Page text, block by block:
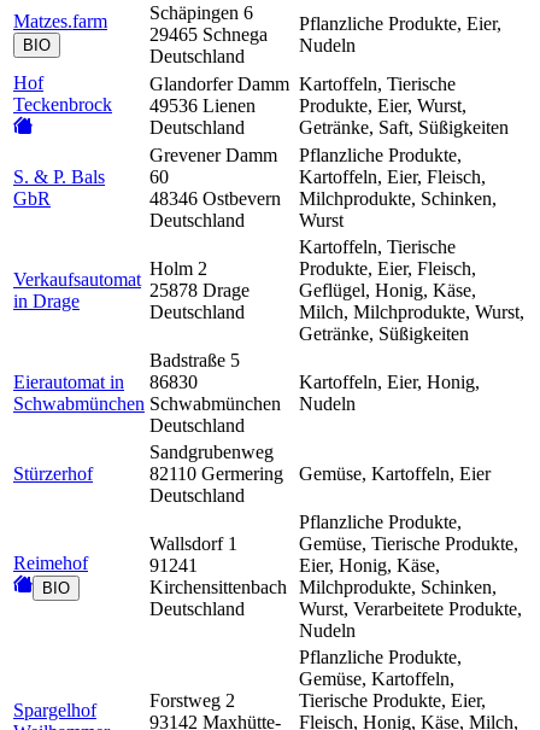
Matzes.farm
BIO
Schäpingen 6
29465 Schnega
Deutschland
Pflanzliche Produkte, Eier,
Nudeln
Hof
Teckenbrock
Glandorfer Damm
49536 Lienen
Deutschland
Kartoffeln, Tierische
Produkte, Eier, Wurst,
Getränke, Saft, Süßigkeiten
S. & P. Bals
GbR
Grevener Damm
60
48346 Ostbevern
Deutschland
Pflanzliche Produkte,
Kartoffeln, Eier, Fleisch,
Milchprodukte, Schinken,
Wurst
Verkaufsautomat
in Drage
Holm 2
25878 Drage
Deutschland
Kartoffeln, Tierische
Produkte, Eier, Fleisch,
Geflügel, Honig, Käse,
Milch, Milchprodukte, Wurst,
Getränke, Süßigkeiten
Eierautomat in
Schwabmünchen
Badstraße 5
86830
Schwabmünchen
Deutschland
Kartoffeln, Eier, Honig,
Nudeln
Stürzerhof
Sandgrubenweg
82110 Germering
Deutschland
Gemüse, Kartoffeln, Eier
Reimehof
BIO
Wallsdorf 1
91241
Kirchensittenbach
Deutschland
Pflanzliche Produkte,
Gemüse, Tierische Produkte,
Eier, Honig, Käse,
Milchprodukte, Schinken,
Wurst, Verarbeitete Produkte,
Nudeln
Spargelhof
Forstweg 2
93142 Maxhütte-
Pflanzliche Produkte,
Gemüse, Kartoffeln,
Tierische Produkte, Eier,
Fleisch, Honig, Käse, Milch,